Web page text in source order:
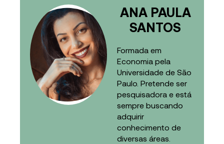
ANA PAULA
SANTOS
Formada em
Economia pela
Universidade de São
Paulo. Pretende ser
pesquisadora e está
sempre buscando
adquirir
conhecimento de
diversas áreas.